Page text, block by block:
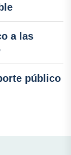
a las
público